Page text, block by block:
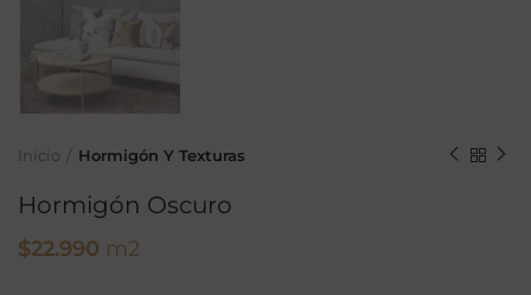
Inicio Hormigón Y Texturas
Hormigón Oscuro
$22.990 m2